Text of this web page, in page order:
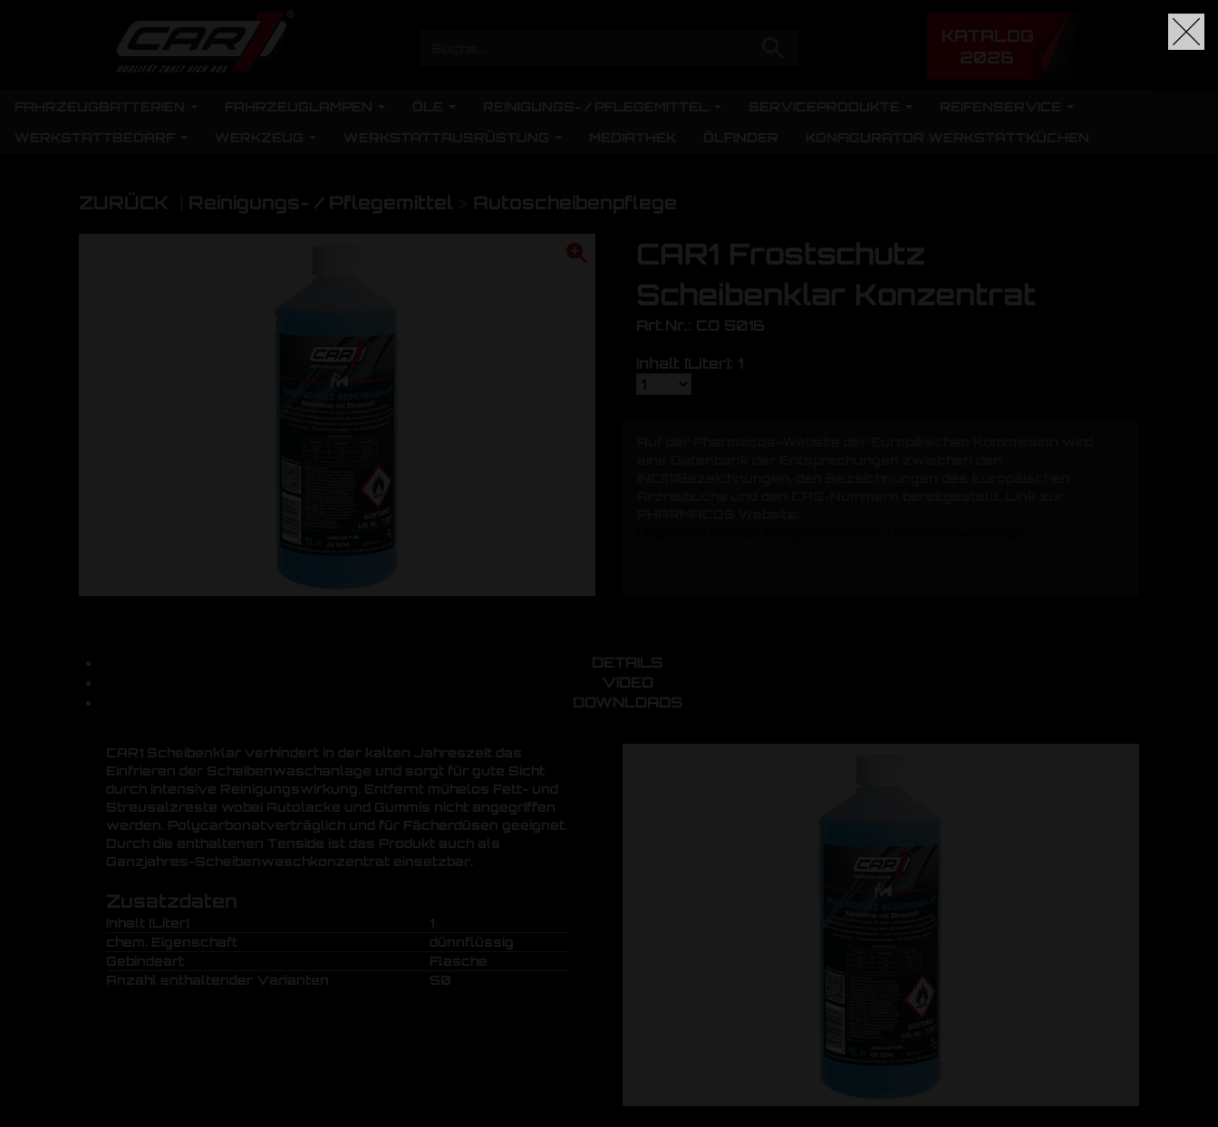
KATALOG
2026
ZURÜCK Reinigungs- / Pflegemittel Autoscheibenpflege
CAR1 Frostschutz
Scheibenklar Konzentrat
Art.Nr.: CO 5016
Inhalt [Liter]: 1
DETAILS
VIDEO
DOWNLOADS
CAR1 Scheibenklar verhindert in der kalten Jahreszeit das
Einfrieren der Scheibenwaschanlage und sorgt für gute Sicht
durch intensive Reinigungswirkung. Entfernt mühelos Fett- und
Streusalzreste wobei Autolacke und Gummis nicht angegriffen
werden. Polycarbonatverträglich und für Fächerdüsen geeignet.
Durch die enthaltenen Tenside ist das Produkt auch als
Ganzjahres-Scheibenwaschkonzentrat einsetzbar.
Zusatzdaten
Inhalt [Liter]
1
chem. Eigenschaft
dünnflüssig
Gebindeart
Flasche
Anzahl enthaltender Varianten
50